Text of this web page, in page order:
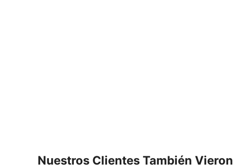
Nuestros Clientes También Vieron